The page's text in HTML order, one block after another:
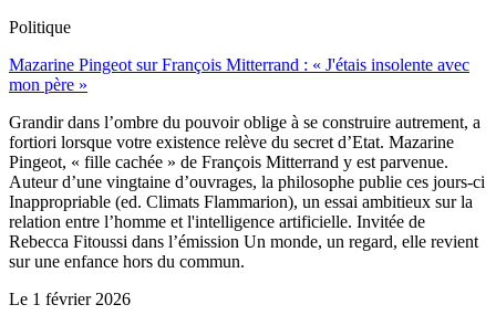
Politique
Mazarine Pingeot sur François Mitterrand : « J'étais insolente avec
mon père »
Grandir dans l’ombre du pouvoir oblige à se construire autrement, a
fortiori lorsque votre existence relève du secret d’Etat. Mazarine
Pingeot, « fille cachée » de François Mitterrand y est parvenue.
Auteur d’une vingtaine d’ouvrages, la philosophe publie ces jours-ci
Inappropriable (ed. Climats Flammarion), un essai ambitieux sur la
relation entre l’homme et l'intelligence artificielle. Invitée de
Rebecca Fitoussi dans l’émission Un monde, un regard, elle revient
sur une enfance hors du commun.
Le 1 février 2026